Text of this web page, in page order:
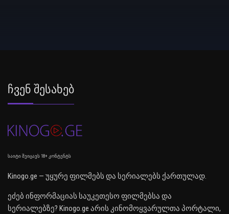
Ჩვენ Შესახებ
საიტი შეიცავს 18+ კონტენტს
Kinogo.ge — უყურე ფილმებს და სერიალებს ქართულად.
ეძებ ინფორმაციას საუკეთესო ფილმებსა და
სერიალებზე? Kinogo.ge არის კინომოყვარულთა პორტალი,